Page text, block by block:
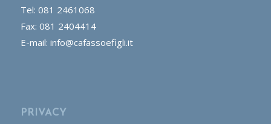
Tel: 081 2461068
Fax: 081 2404414
E-mail: info@cafassoefigli.it
PRIVACY